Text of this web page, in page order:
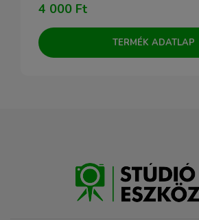
4 000 Ft
TERMÉK ADATLAP